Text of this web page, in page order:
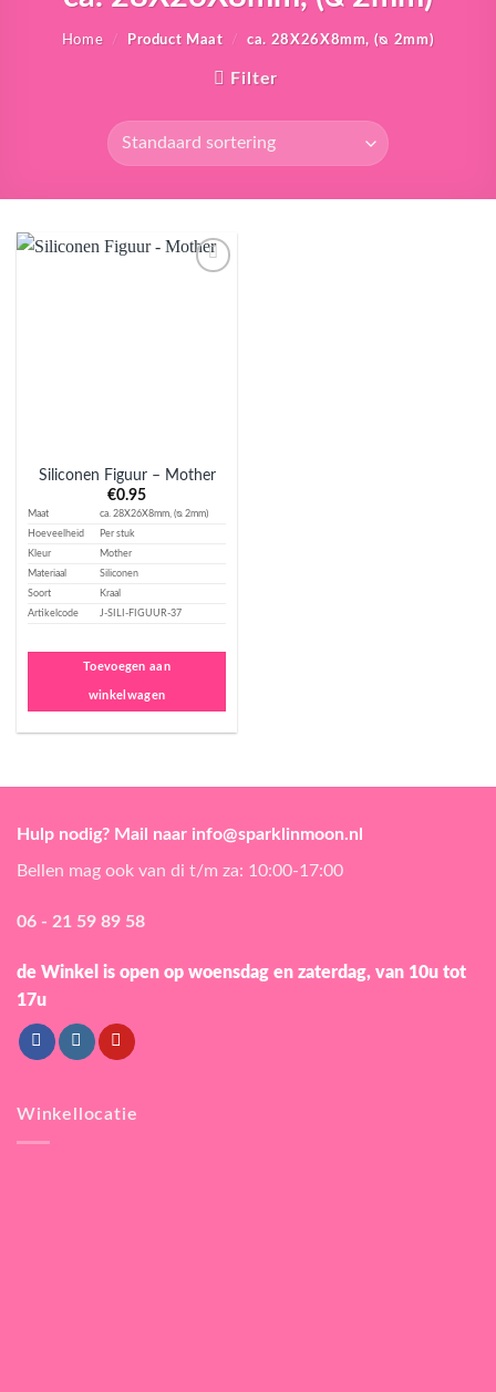
Home / Product Maat / ca. 28X26X8mm, (ᴓ 2mm)
Filter
Siliconen Figuur – Mother
€0.95
Maat
ca. 28X26X8mm, (ᴓ 2mm)
Hoeveelheid
Per stuk
Kleur
Mother
Materiaal
Siliconen
Soort
Kraal
Artikelcode
J-SILI-FIGUUR-37
Toevoegen aan
winkelwagen
Hulp nodig? Mail naar info@sparklinmoon.nl
Bellen mag ook van di t/m za: 10:00-17:00
06 - 21 59 89 58
de Winkel is open op woensdag en zaterdag, van 10u tot
17u
Winkellocatie